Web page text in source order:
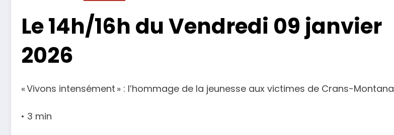
Le 14h/16h du Vendredi 09 janvier
2026
« Vivons intensément » : l’hommage de la jeunesse aux victimes de Crans-Montana
• 3 min